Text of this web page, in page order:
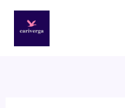
содержимому